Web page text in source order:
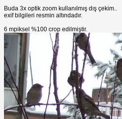
Buda 3x optik zoom kullanılmış dış çekim..
exif bilgileri resmin altındadır.
6 mpiksel %100 crop edilmiştir.